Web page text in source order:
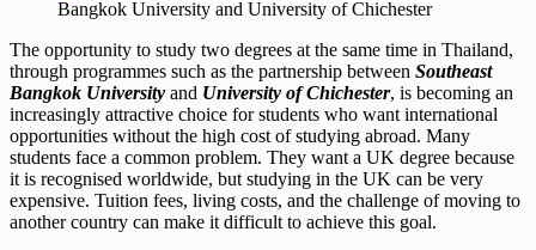
The opportunity to study two degrees at the same time in Thailand,
through programmes such as the partnership between Southeast
Bangkok University and University of Chichester, is becoming an
increasingly attractive choice for students who want international
opportunities without the high cost of studying abroad. Many
students face a common problem. They want a UK degree because
it is recognised worldwide, but studying in the UK can be very
expensive. Tuition fees, living costs, and the challenge of moving to
another country can make it difficult to achieve this goal.